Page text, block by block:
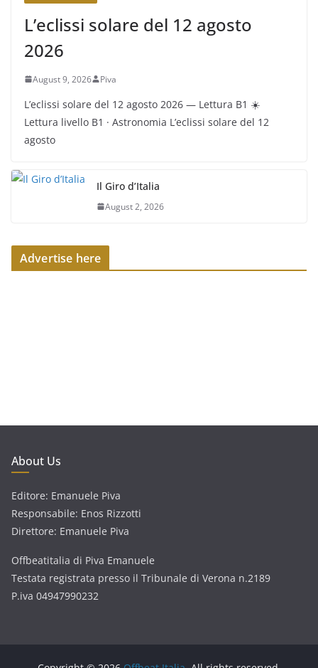
L’eclissi solare del 12 agosto
2026
August 9, 2026 Piva
L’eclissi solare del 12 agosto 2026 — Lettura B1 ☀️
Lettura livello B1 · Astronomia L’eclissi solare del 12
agosto
Il Giro d’Italia
August 2, 2026
Advertise here
About Us
Editore: Emanuele Piva
Responsabile: Enos Rizzotti
Direttore: Emanuele Piva
Offbeatitalia di Piva Emanuele
Testata registrata presso il Tribunale di Verona n.2189
P.iva 04947990232